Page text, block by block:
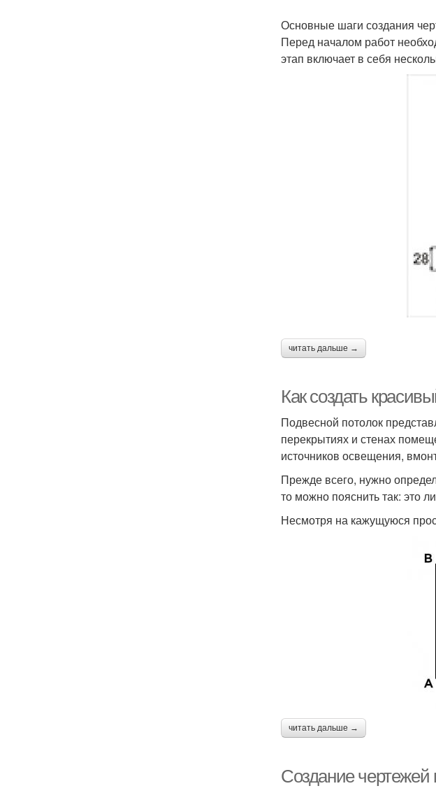
Основные шаги создания
Перед началом работ
этап включает в себя
читать дальше →
Как создать
Подвесной потолок
перекрытиях и стенах
источников освещения,
Прежде всего, нужно
то можно пояснить так: это
Несмотря на кажущуюся
читать дальше →
Создание чертежей